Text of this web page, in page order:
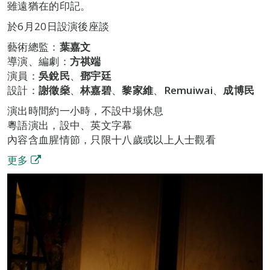
雖遠猶在的印記。
於6月20日設演後座談
藝術總監： 葉嘉文
導演、編劇： 方祺端
演員： 吳銳民、鄧宇廷
設計： 謝徵燊、林嘉碧、黎家維、 Remuiwai、 成博民
演出時間約一小時，不設中場休息
粵語演出，設中、英文字幕
內容含血腥情節，只限十八歲或以上人士觀看
更多